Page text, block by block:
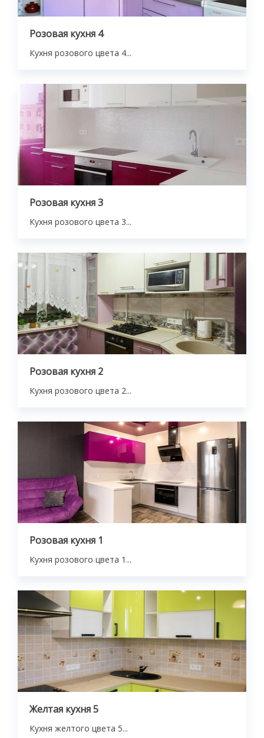
Розовая кухня 4
Кухня розового цвета 4...
Розовая кухня 3
Кухня розового цвета 3...
Розовая кухня 2
Кухня розового цвета 2...
Розовая кухня 1
Кухня розового цвета 1...
Желтая кухня 5
Кухня желтого цвета 5...